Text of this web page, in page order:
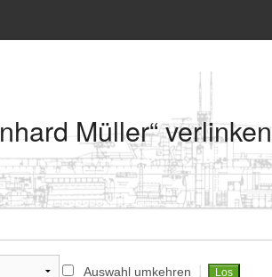
Müller“ verlinken
Auswahl umkehren